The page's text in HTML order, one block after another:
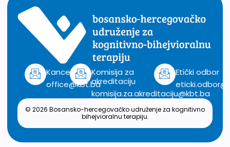
Kancelarija
office@kbt.ba
Komisija za
akreditaciju
komisija.za.akreditaciju@kbt.ba
Etički odbor
© 2026 Bosansko-hercegovačko udruženje za kognitivno
bihejvioralnu terapiju.